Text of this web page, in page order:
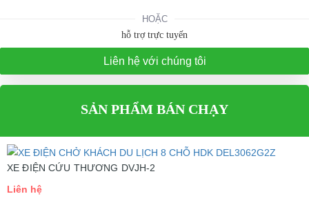
HOẶC
hỗ trợ trực tuyến
Liên hệ với chúng tôi
SẢN PHẨM BÁN CHẠY
XE ĐIỆN CỨU THƯƠNG DVJH-2
Liên hệ